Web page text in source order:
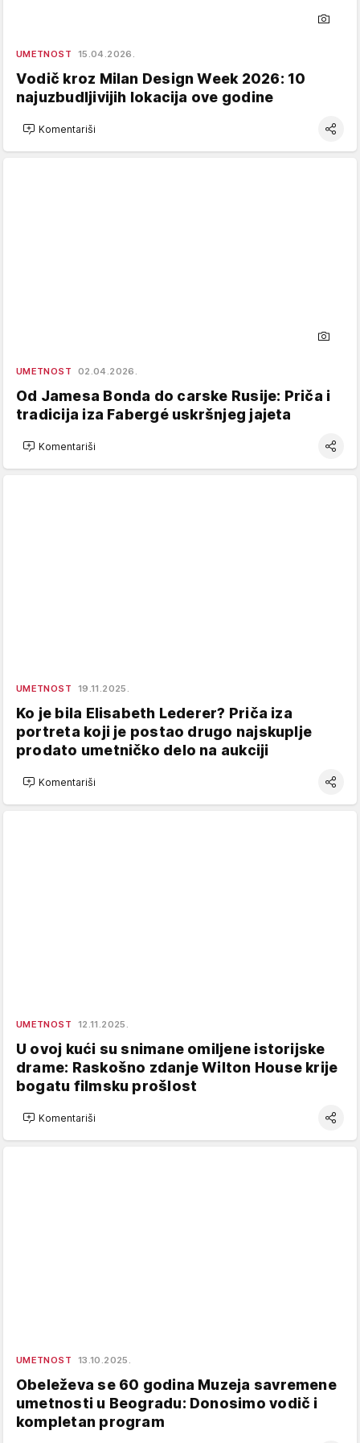
UMETNOST 15.04.2026.
Vodič kroz Milan Design Week 2026: 10
najuzbudljivijih lokacija ove godine
Komentariši
UMETNOST 02.04.2026.
Od Jamesa Bonda do carske Rusije: Priča i
tradicija iza Fabergé uskršnjeg jajeta
Komentariši
UMETNOST 19.11.2025.
Ko je bila Elisabeth Lederer? Priča iza
portreta koji je postao drugo najskuplje
prodato umetničko delo na aukciji
Komentariši
UMETNOST 12.11.2025.
U ovoj kući su snimane omiljene istorijske
drame: Raskošno zdanje Wilton House krije
bogatu filmsku prošlost
Komentariši
UMETNOST 13.10.2025.
Obeleževa se 60 godina Muzeja savremene
umetnosti u Beogradu: Donosimo vodič i
kompletan program